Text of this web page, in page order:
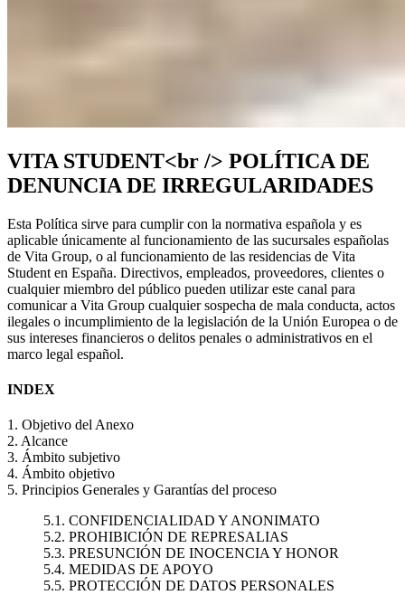
VITA STUDENT<br /> POLÍTICA DE
DENUNCIA DE IRREGULARIDADES
Esta Política sirve para cumplir con la normativa española y es
aplicable únicamente al funcionamiento de las sucursales españolas
de Vita Group, o al funcionamiento de las residencias de Vita
Student en España. Directivos, empleados, proveedores, clientes o
cualquier miembro del público pueden utilizar este canal para
comunicar a Vita Group cualquier sospecha de mala conducta, actos
ilegales o incumplimiento de la legislación de la Unión Europea o de
sus intereses financieros o delitos penales o administrativos en el
marco legal español.
INDEX
1. Objetivo del Anexo
2. Alcance
3. Ámbito subjetivo
4. Ámbito objetivo
5. Principios Generales y Garantías del proceso
5.1. CONFIDENCIALIDAD Y ANONIMATO
5.2. PROHIBICIÓN DE REPRESALIAS
5.3. PRESUNCIÓN DE INOCENCIA Y HONOR
5.4. MEDIDAS DE APOYO
5.5. PROTECCIÓN DE DATOS PERSONALES